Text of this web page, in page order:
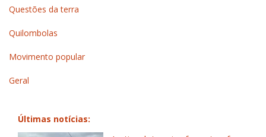
Questões da terra
Quilombolas
Movimento popular
Geral
Últimas notícias: